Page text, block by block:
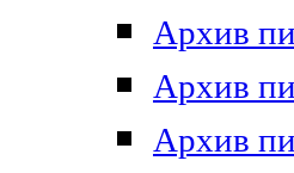
Архив
Архив
Архив